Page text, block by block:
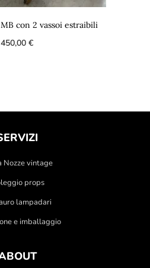
con 2 vassoi estraibili
450,00€
Nozze vintage
props
lampadari
e imballaggio